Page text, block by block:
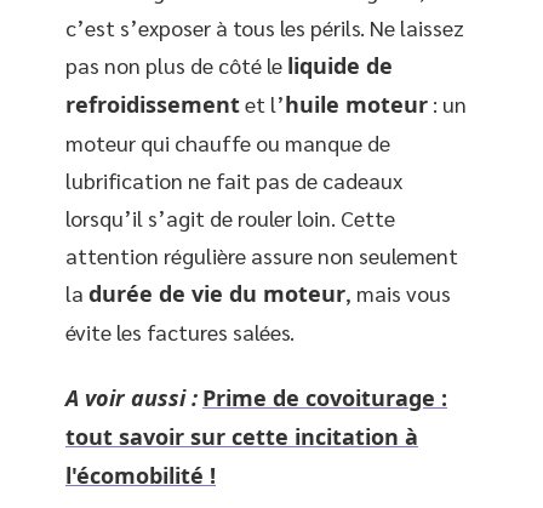
c’est s’exposer à tous les périls. Ne laissez
pas non plus de côté le liquide de
refroidissementet l’huile moteur : un
moteur qui chauffe ou manque de
lubrification ne fait pas de cadeaux
lorsqu’il s’agit de rouler loin. Cette
attention régulière assure non seulement
la durée de vie du moteur, mais vous
évite les factures salées.
A voir aussi : Prime de covoiturage :
tout savoir sur cette incitation à
l'écomobilité !